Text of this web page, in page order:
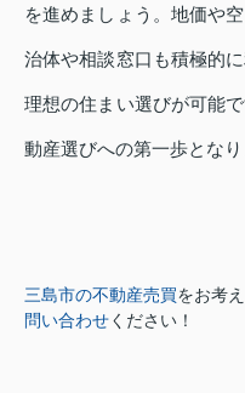
を進めましょう。地価や
治体や相談窓口も積極的
理想の住まい選びが可能
動産選びへの第一歩となり
三島市の不動産売買をお考
問い合わせください！